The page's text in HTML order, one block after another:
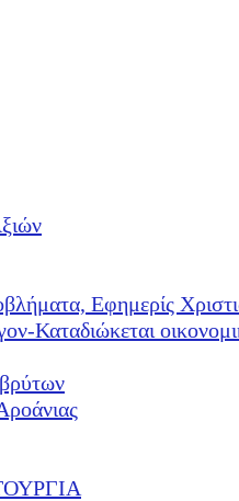
Εφημερίς
Καταδιώκεται